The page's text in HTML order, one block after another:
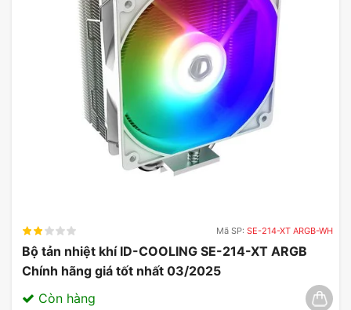
Mã SP: SE-214-XT ARGB-WH
Bộ tản nhiệt khí ID-COOLING SE-214-XT ARGB
Chính hãng giá tốt nhất 03/2025
Còn hàng